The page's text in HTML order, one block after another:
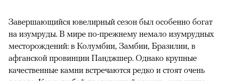
Завершающийся ювелирный сезон был особенно богат
на изумруды. В мире по-прежнему немало изумрудных
месторождений: в Колумбии, Замбии, Бразилии, в
афганской провинции Панджшер. Однако крупные
качественные камни встречаются редко и стоят очень